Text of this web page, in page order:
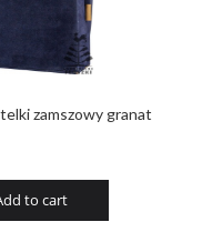
zamszowy granat
to cart